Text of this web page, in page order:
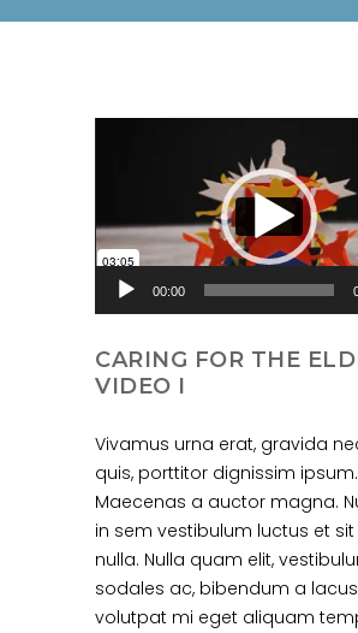
Video-Player
00:00
CARING FOR THE
VIDEO I
Vivamus urna erat, gravida
quis, porttitor dignissim ipsum.
Maecenas a auctor magna.
in sem vestibulum luctus et
nulla. Nulla quam elit,
sodales ac, bibendum a
volutpat mi eget aliquam